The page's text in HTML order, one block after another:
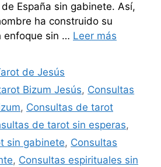
España sin gabinete. Así,
ha construido su
enfoque sin … Leer más
de Jesús
Bizum Jesús, Consultas
, Consultas de tarot
de tarot sin esperas,
sin gabinete, Consultas
, Consultas espirituales sin